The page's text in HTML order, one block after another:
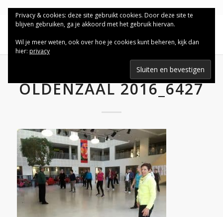
OLDENZAAL 2016_6427
Privacy & cookies: deze site gebruikt cookies. Door deze site te
blijven gebruiken, ga je akkoord met het gebruik hiervan.
Wil je meer weten, ook over hoe je cookies kunt beheren, kijk dan
hier: privacy